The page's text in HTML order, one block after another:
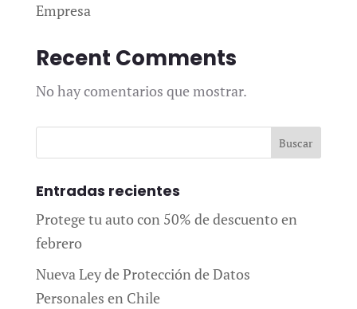
Empresa
Recent Comments
No hay comentarios que mostrar.
Entradas recientes
Protege tu auto con 50% de descuento en
febrero
Nueva Ley de Protección de Datos
Personales en Chile